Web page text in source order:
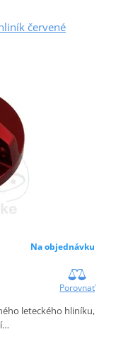
červené
Na objednávku
Porovnať
leteckého hliníku,